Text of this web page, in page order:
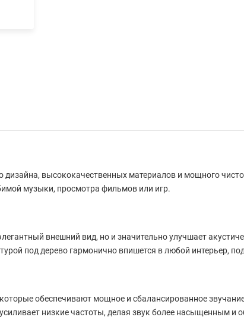
дизайна, высококачественных материалов и мощного
музыки, просмотра фильмов или игр.
внешний вид, но и значительно улучшает
под дерево гармонично впишется в любой интерьер,
обеспечивают мощное и сбалансированное
низкие частоты, делая звук более насыщенным и